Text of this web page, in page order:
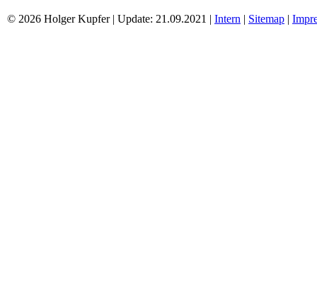
© 2026 Holger Kupfer | Update: 21.09.2021 | Intern | Sitemap |